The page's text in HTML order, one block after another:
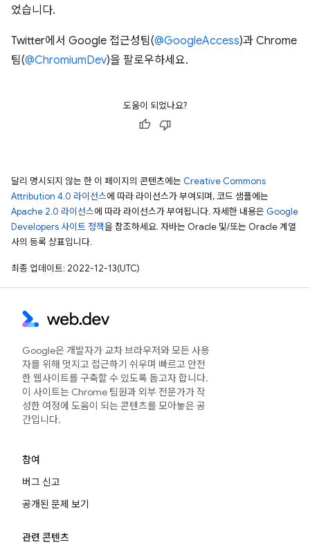
었습니다.
Twitter에서 Google 접근성팀(@GoogleAccess)과 Chrome
팀(@ChromiumDev)을 팔로우하세요.
도움이 되었나요?
달리 명시되지 않는 한 이 페이지의 콘텐츠에는 Creative Commons
Attribution 4.0 라이선스에 따라 라이선스가 부여되며, 코드 샘플에는
Apache 2.0 라이선스에 따라 라이선스가 부여됩니다. 자세한 내용은 Google
Developers 사이트 정책을 참조하세요. 자바는 Oracle 및/또는 Oracle 계열
사의 등록 상표입니다.
최종 업데이트: 2022-12-13(UTC)
Google은 개발자가 교차 브라우저와 모든 사용
자를 위해 멋지고 접근하기 쉬우며 빠르고 안전
한 웹사이트를 구축할 수 있도록 돕고자 합니다.
이 사이트는 Chrome 팀원과 외부 전문가가 작
성한 여정에 도움이 되는 콘텐츠를 모아놓은 공
간입니다.
참여
버그 신고
공개된 문제 보기
관련 콘텐츠